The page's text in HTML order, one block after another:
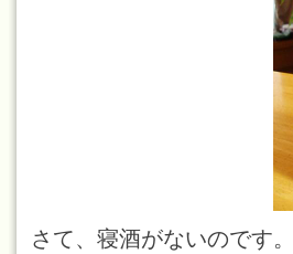
さて、寝酒がないのです